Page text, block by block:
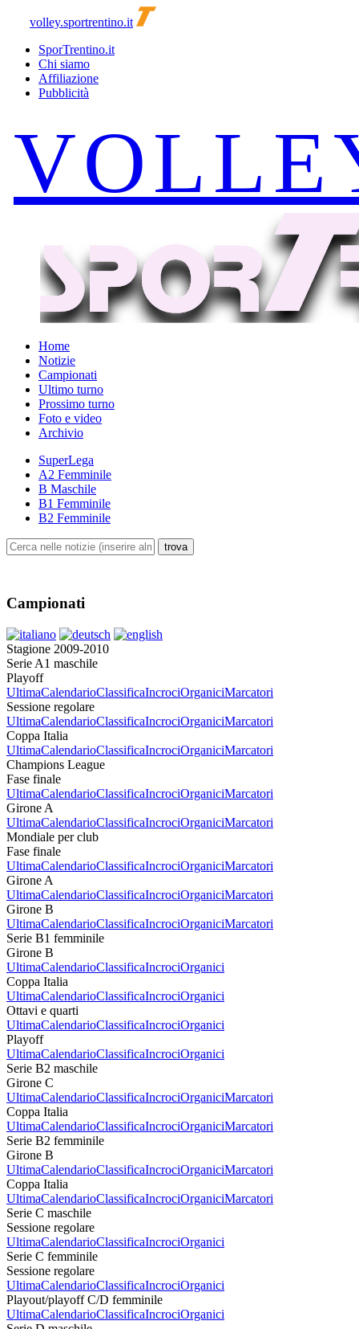
volley.sportrentino.it
SporTrentino.it
Chi siamo
Affiliazione
Pubblicità
Home
Notizie
Campionati
Ultimo turno
Prossimo turno
Foto e video
Archivio
SuperLega
A2 Femminile
B Maschile
B1 Femminile
B2 Femminile
Campionati
Stagione 2009-2010
Serie A1 maschile
Playoff
UltimaCalendarioClassificaIncrociOrganiciMarcatori
Sessione regolare
UltimaCalendarioClassificaIncrociOrganiciMarcatori
Coppa Italia
UltimaCalendarioClassificaIncrociOrganiciMarcatori
Champions League
Fase finale
UltimaCalendarioClassificaIncrociOrganiciMarcatori
Girone A
UltimaCalendarioClassificaIncrociOrganiciMarcatori
Mondiale per club
Fase finale
UltimaCalendarioClassificaIncrociOrganiciMarcatori
Girone A
UltimaCalendarioClassificaIncrociOrganiciMarcatori
Girone B
UltimaCalendarioClassificaIncrociOrganiciMarcatori
Serie B1 femminile
Girone B
UltimaCalendarioClassificaIncrociOrganici
Coppa Italia
UltimaCalendarioClassificaIncrociOrganici
Ottavi e quarti
UltimaCalendarioClassificaIncrociOrganici
Playoff
UltimaCalendarioClassificaIncrociOrganici
Serie B2 maschile
Girone C
UltimaCalendarioClassificaIncrociOrganiciMarcatori
Coppa Italia
UltimaCalendarioClassificaIncrociOrganiciMarcatori
Serie B2 femminile
Girone B
UltimaCalendarioClassificaIncrociOrganiciMarcatori
Coppa Italia
UltimaCalendarioClassificaIncrociOrganiciMarcatori
Serie C maschile
Sessione regolare
UltimaCalendarioClassificaIncrociOrganici
Serie C femminile
Sessione regolare
UltimaCalendarioClassificaIncrociOrganici
Playout/playoff C/D femminile
UltimaCalendarioClassificaIncrociOrganici